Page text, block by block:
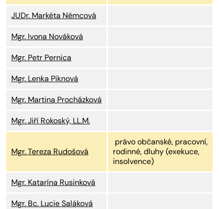
JUDr. Markéta Němcová
Mgr. Ivona Nováková
Mgr. Petr Pernica
Mgr. Lenka Piknová
Mgr. Martina Procházková
Mgr. Jiří Rokoský, LL.M.
Mgr. Tereza Rudošová
právo občanské, pracovní,
rodinné, dluhy (exekuce,
insolvence)
Mgr. Katarína Rusinková
Mgr. Bc. Lucie Saláková